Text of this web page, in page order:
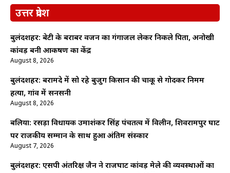
उत्तर प्रदेश
बुलंदशहर: बेटी के बराबर वजन का गंगाजल लेकर निकले पिता, अनोखी
कांवड़ बनी आकर्षण का केंद्र
August 8, 2026
बुलंदशहर: बरामदे में सो रहे बुजुर्ग किसान की चाकू से गोदकर निर्मम
हत्या, गांव में सनसनी
August 8, 2026
बलिया: रसड़ा विधायक उमाशंकर सिंह पंचतत्व में विलीन, शिवरामपुर घाट
पर राजकीय सम्मान के साथ हुआ अंतिम संस्कार
August 7, 2026
बुलंदशहर: एसपी अंतरिक्ष जैन ने राजघाट कांवड़ मेले की व्यवस्थाओं का